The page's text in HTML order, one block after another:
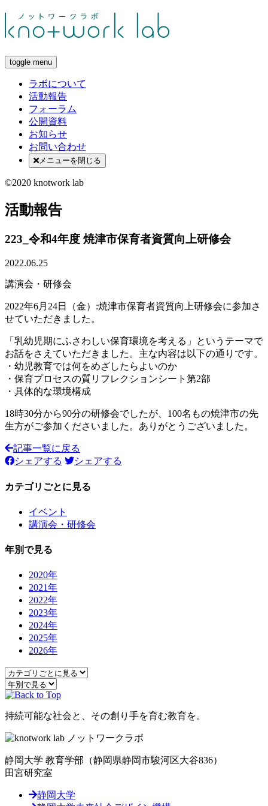
toggle menu
ラボについて
活動報告
フォーラム
公開資料
お知らせ
お問い合わせ
メニューを閉じる
©2020 knotwork lab
活動報告
223_令和4年度 焼津市保育者資質向上研修会
2022.06.25
講演会・研修会
2022年6月24日（金）:焼津市保育者資質向上研修会に参加さ
せていただきました。
「乳幼児期にふさわしい保育環境を考える」というテーマで
お話をさえていただきました。主な内容は以下の通りです。
・幼児教育では何をめざしたらよいのか
・保育プロセスの質リフレクションシート第2部
・具体的な環境構成
18時30分から90分の研修会でしたが、100名もの焼津市の先
生方がご参加くださいました。ありがとうございました。
記事一覧に戻る
シェアする
シェアする
カテゴリごとに見る
イベント
講演会・研修会
年別で見る
2020年
2021年
2022年
2023年
2024年
2025年
2026年
持続可能な社会と、その創り手を育む教育を。
静岡大学 教育学部 （静岡県静岡市駿河区大谷836）
田宮研究室
静岡大学